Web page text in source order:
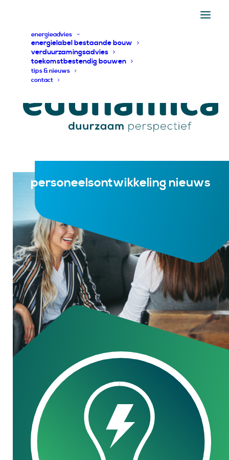
energieadvies
energielabel bestaande bouw
verduurzamingsadvies
toekomstbestendig bouwen
tips & nieuws
contact
personeelsontwikkeling nieuws